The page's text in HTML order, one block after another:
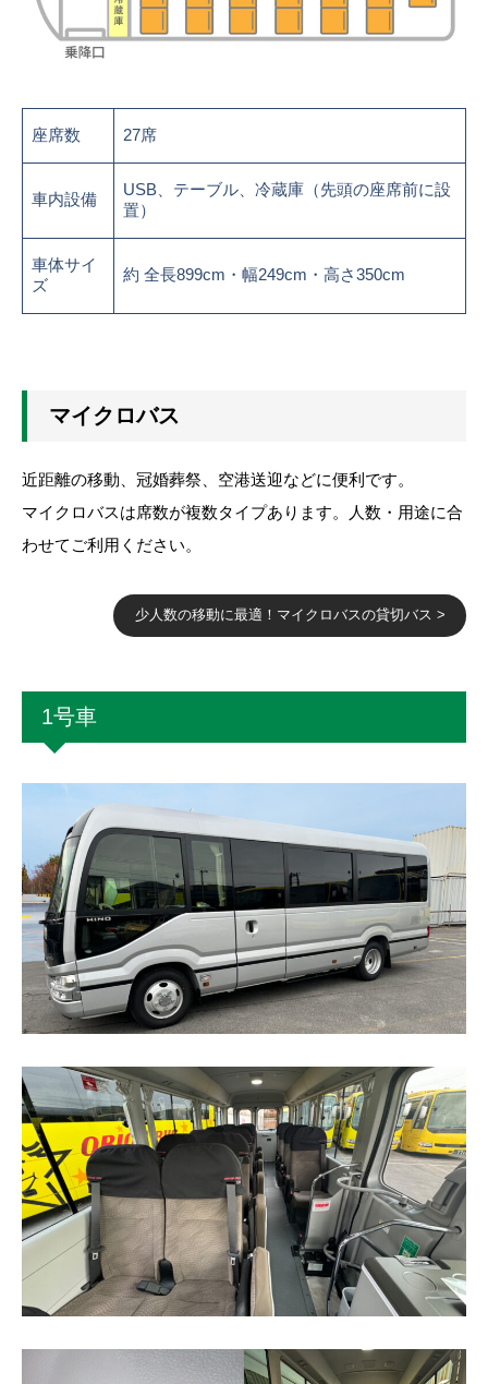
座席数 27席
車内設備
USB、テーブル、冷蔵庫（先頭の座席前に設
置）
車体サイ
ズ
約 全長899cm・幅249cm・高さ350cm
マイクロバス
近距離の移動、冠婚葬祭、空港送迎などに便利です。
マイクロバスは席数が複数タイプあります。人数・用途に合
わせてご利用ください。
少人数の移動に最適！マイクロバスの貸切バス >
1号車